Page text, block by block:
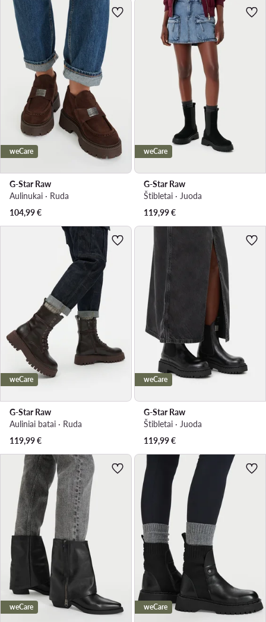
weCare
G-Star Raw
Aulinukai · Ruda
104,99€
weCare
G-Star Raw
Štibletai · Juoda
119,99€
weCare
G-Star Raw
Auliniai batai · Ruda
119,99€
weCare
G-Star Raw
Štibletai · Juoda
119,99€
weCare weCare